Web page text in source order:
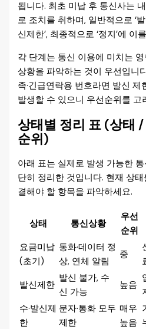
됩니다. 최초 미납 후 통신사는
로 조치를 취하며, 일반적으로 ‘
신제한’, 최종적으로 ‘정지’에 이
각 단계는 통신 이용에 미치는
상황을 파악하는 것이 우선입니
족·긴급연락용 번호라면 발신
발생할 수 있으니 우선순위를 고
상태별 정리 표 (상태
순위)
아래 표는 실제로 발생 가능한
단히 정리한 것입니다. 현재 상
결해야 할 항목을 파악하세요.
상태 통신상황
우선
순위
요금미납
(초기)
통화·데이터 정
상, 연체 알림
중
발신제한
발신 불가, 수
신 가능
높음
수·발신제
한
문자·통화 모두
제한
매우
높음